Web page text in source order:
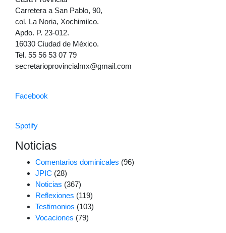
Carretera a San Pablo, 90,
col. La Noria, Xochimilco.
Apdo. P. 23-012.
16030 Ciudad de México.
Tel. 55 56 53 07 79
secretarioprovincialmx@gmail.com
Facebook
Spotify
Noticias
Comentarios dominicales (96)
JPIC (28)
Noticias (367)
Reflexiones (119)
Testimonios (103)
Vocaciones (79)